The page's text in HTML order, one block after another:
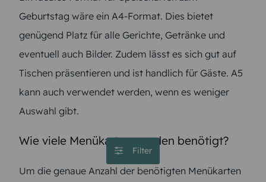
Filter
Geburtstag wäre ein A4-Format. Dies bietet
genügend Platz für alle Gerichte, Getränke und
eventuell auch Bilder. Zudem lässt es sich gut auf
Tischen präsentieren und ist handlich für Gäste. A5
kann auch verwendet werden, wenn es weniger
Auswahl gibt.
Wie viele Menükarten werden benötigt?
Um die genaue Anzahl der benötigten Menükarten